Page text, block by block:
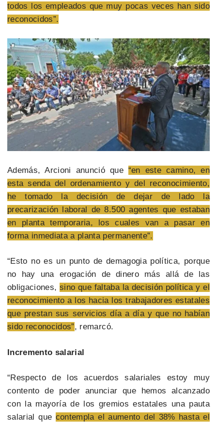
todos los empleados que muy pocas veces han sido
reconocidos”.
Además, Arcioni anunció que “en este camino, en
esta senda del ordenamiento y del reconocimiento,
he tomado la decisión de dejar de lado la
precarización laboral de 8.500 agentes que estaban
en planta temporaria, los cuales van a pasar en
forma inmediata a planta permanente”.
“Esto no es un punto de demagogia política, porque
no hay una erogación de dinero más allá de las
obligaciones,sino que faltaba la decisión política y el
reconocimiento a los hacia los trabajadores estatales
que prestan sus servicios día a día y que no habían
sido reconocidos”, remarcó.
Incremento salarial
“Respecto de los acuerdos salariales estoy muy
contento de poder anunciar que hemos alcanzado
con la mayoría de los gremios estatales una pauta
salarial que contempla el aumento del 38% hasta el